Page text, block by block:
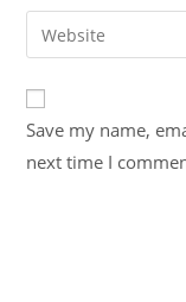
comment
email
address
comment
Enter
your
website
URL
(optional)
Save my name,
next time I